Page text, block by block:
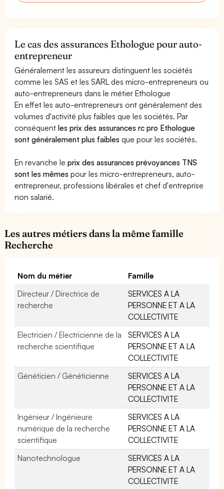
Le cas des assurances Ethologue pour auto-
entrepreneur
Généralement les assureurs distinguent les sociétés
comme les SAS et les SARL des micro-entrepreneurs ou
auto-entrepreneurs dans le métier Ethologue
En effet les auto-entrepreneurs ont généralement des
volumes d'activité plus faibles que les sociétés. Par
conséquentles prix des assurances rc pro Ethologue
sont généralement plus faibles que pour les sociétés.
En revanche leprix des assurances prévoyances TNS
sont les mêmes pour les micro-entrepreneurs, auto-
entrepreneur, professions libérales et chef d'entreprise
non salarié.
Les autres métiers dans la même famille
Recherche
Nom du métier
Famille
Directeur / Directrice de
recherche
SERVICES A LA
PERSONNE ET A LA
COLLECTIVITE
Electricien / Electricienne de la
recherche scientifique
SERVICES A LA
PERSONNE ET A LA
COLLECTIVITE
Généticien / Généticienne
SERVICES A LA
PERSONNE ET A LA
COLLECTIVITE
Ingénieur / Ingénieure
numérique de la recherche
scientifique
SERVICES A LA
PERSONNE ET A LA
COLLECTIVITE
Nanotechnologue
SERVICES A LA
PERSONNE ET A LA
COLLECTIVITE